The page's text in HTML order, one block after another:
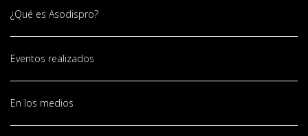
¿Qué es Asodispro?
Eventos realizados
En los medios